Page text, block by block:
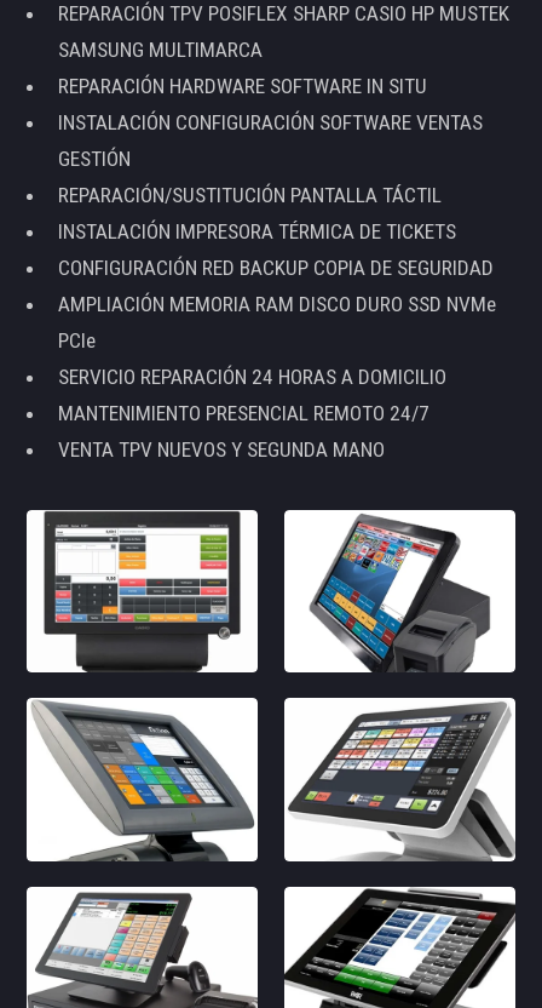
REPARACIÓN TPV POSIFLEX SHARP CASIO HP MUSTEK
SAMSUNG MULTIMARCA
REPARACIÓN HARDWARE SOFTWARE IN SITU
INSTALACIÓN CONFIGURACIÓN SOFTWARE VENTAS
GESTIÓN
REPARACIÓN/SUSTITUCIÓN PANTALLA TÁCTIL
INSTALACIÓN IMPRESORA TÉRMICA DE TICKETS
CONFIGURACIÓN RED BACKUP COPIA DE SEGURIDAD
AMPLIACIÓN MEMORIA RAM DISCO DURO SSD NVMe
PCIe
SERVICIO REPARACIÓN 24 HORAS A DOMICILIO
MANTENIMIENTO PRESENCIAL REMOTO 24/7
VENTA TPV NUEVOS Y SEGUNDA MANO